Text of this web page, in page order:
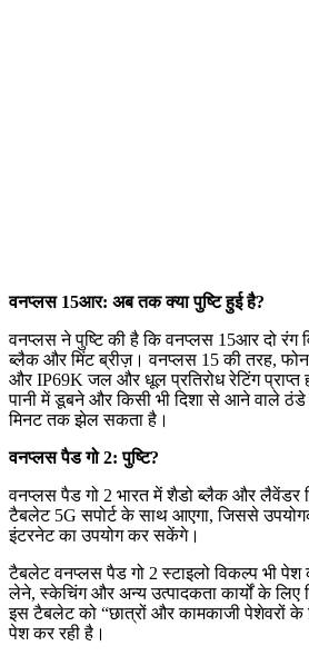
वनप्लस 15आर: अब तक क्या पुष्टि हुई है?
वनप्लस ने पुष्टि की है कि वनप्लस 15आर दो रंग
ब्लैक और मिंट ब्रीज़। वनप्लस 15 की तरह,
और IP69K जल और धूल प्रतिरोध रेटिंग प्राप्त
पानी में डूबने और किसी भी दिशा से आने वाले ठंडे
मिनट तक झेल सकता है।
वनप्लस पैड गो 2: पुष्टि?
वनप्लस पैड गो 2 भारत में शैडो ब्लैक और लैवेंडर
टैबलेट 5G सपोर्ट के साथ आएगा, जिससे
इंटरनेट का उपयोग कर सकेंगे।
टैबलेट वनप्लस पैड गो 2 स्टाइलो विकल्प भी पेश
लेने, स्केचिंग और अन्य उत्पादकता कार्यों के
इस टैबलेट को “छात्रों और कामकाजी पेशेवरों
पेश कर रही है।